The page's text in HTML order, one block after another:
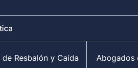
Resbalón y Caída Abogados